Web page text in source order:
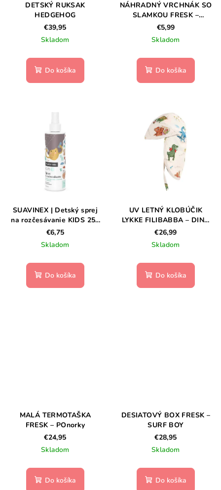
DETSKÝ RUKSAK
HEDGEHOG
€39,95
Skladom
Do košíka
NÁHRADNÝ VRCHNÁK SO
SLAMKOU FRESK –
SPARIKLING PINK
€5,99
Skladom
Do košíka
SUAVINEX | Detský sprej
na rozčesávanie KIDS 250
ml
€6,75
Skladom
Do košíka
UV LETNÝ KLOBÚČIK
LYKKE FILIBABBA – DINO
BEACH – 1-3 ROKY
€26,99
Skladom
Do košíka
MALÁ TERMOTAŠKA
FRESK – POnorky
€24,95
Skladom
Do košíka
DESIATOVÝ BOX FRESK –
SURF BOY
€28,95
Skladom
Do košíka